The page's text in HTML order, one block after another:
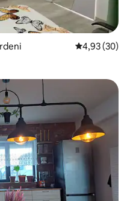
Prosječna
4,93 (30)